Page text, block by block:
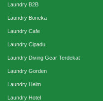
Laundry B2B
Laundry Boneka
Laundry Cafe
Laundry Cipadu
Laundry Diving Gear Terdekat
Laundry Gorden
Laundry Helm
Laundry Hotel